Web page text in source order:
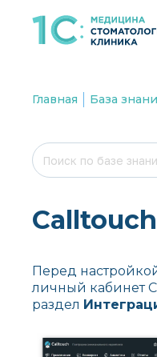
Главная База
Calltouch
Перед
личный кабинет
раздел